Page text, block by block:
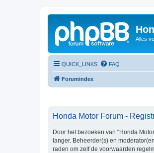
Alles
QUICK_LINKS FAQ
Forumindex
Honda Motor Forum -
Door het bezoeken van “Honda
langer. Beheerder(s) en
raden om zelf de voorwaarden